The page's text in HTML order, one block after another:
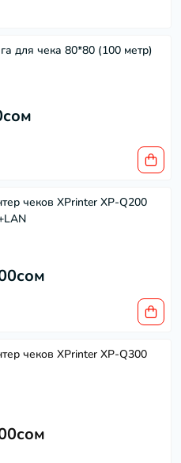
для чека 80*80 (100 метр)
чеков XPrinter XP-Q200
чеков XPrinter XP-Q300